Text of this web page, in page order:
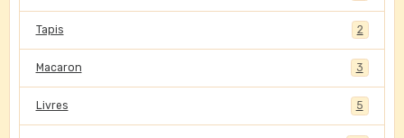
Tapis 2
Macaron 3
Livres 5